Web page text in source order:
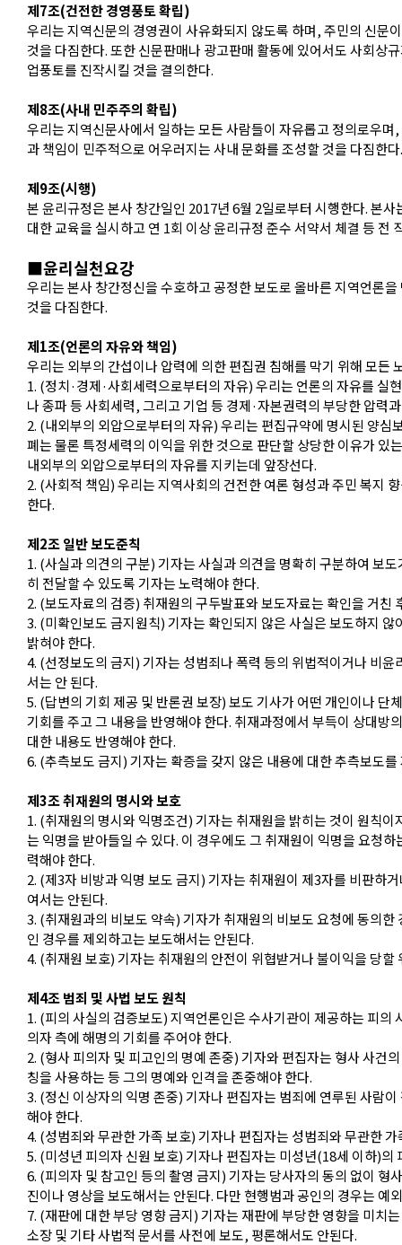
제7조(건전한 경영풍토 확립)
우리는 지역신문의 경영권이 사유화되지 않도록 하며, 주민의 신문
것을 다짐한다. 또한 신문판매나 광고판매 활동에 있어서도 사회상
업풍토를 진작시킬 것을 결의한다.
제8조(사내 민주주의 확립)
우리는 지역신문사에서 일하는 모든 사람들이 자유롭고 정의로우
과 책임이 민주적으로 어우러지는 사내 문화를 조성할 것을 다짐한다.
제9조(시행)
본 윤리규정은 본사 창간일인 2017년 6월 2일로부터 시행한다. 본
대한 교육을 실시하고 연 1회 이상 윤리규정 준수 서약서 체결 등 전
■윤리실천요강
우리는 본사 창간정신을 수호하고 공정한 보도로 올바른 지역언론
것을 다짐한다.
제1조(언론의 자유와 책임)
우리는 외부의 간섭이나 압력에 의한 편집권 침해를 막기 위해 모든
1. (정치·경제·사회세력으로부터의 자유) 우리는 언론의 자유를 실
나 종파 등 사회세력, 그리고 기업 등 경제·자본권력의 부당한 압력
2. (내외부의 외압으로부터의 자유) 우리는 편집규약에 명시된 양심
폐는 물론 특정세력의 이익을 위한 것으로 판단할 상당한 이유가 있
내외부의 외압으로부터의 자유를 지키는데 앞장선다.
2. (사회적 책임) 우리는 지역사회의 건전한 여론 형성과 주민 복지
한다.
제2조 일반 보도준칙
1. (사실과 의견의 구분) 기자는 사실과 의견을 명확히 구분하여 보
히 전달할 수 있도록 기자는 노력해야 한다.
2. (보도자료의 검증) 취재원의 구두발표와 보도자료는 확인을 거친
3. (미확인보도 금지원칙) 기자는 확인되지 않은 사실은 보도하지
밝혀야 한다.
4. (선정보도의 금지) 기자는 성범죄나 폭력 등의 위법적이거나 비
서는 안 된다.
5. (답변의 기회 제공 및 반론권 보장) 보도 기사가 어떤 개인이나 단
기회를 주고 그 내용을 반영해야 한다. 취재과정에서 부득이 상대방
대한 내용도 반영해야 한다.
6. (추측보도 금지) 기자는 확증을 갖지 않은 내용에 대한 추측보도를
제3조 취재원의 명시와 보호
1. (취재원의 명시와 익명조건) 기자는 취재원을 밝히는 것이 원칙
는 익명을 받아들일 수 있다. 이 경우에도 그 취재원이 익명을 요청
력해야 한다.
2. (제3자 비방과 익명 보도 금지) 기자는 취재원이 제3자를 비판하
여서는 안된다.
3. (취재원과의 비보도 약속) 기자가 취재원의 비보도 요청에 동의
인 경우를 제외하고는 보도해서는 안된다.
4. (취재원 보호) 기자는 취재원의 안전이 위협받거나 불이익을 당
제4조 범죄 및 사법 보도 원칙
1. (피의 사실의 검증보도) 지역언론인은 수사기관이 제공하는 피의
의자 측에 해명의 기회를 주어야 한다.
2. (형사 피의자 및 피고인의 명예 존중) 기자와 편집자는 형사 사건
칭을 사용하는 등 그의 명예와 인격을 존중해야 한다.
3. (정신 이상자의 익명 존중) 기자나 편집자는 범죄에 연루된 사람
해야 한다.
4. (성범죄와 무관한 가족 보호) 기자나 편집자는 성범죄와 무관한
5. (미성년 피의자 신원 보호) 기자나 편집자는 미성년(18세 이하)의
6. (피의자 및 참고인 등의 촬영 금지) 기자는 당사자의 동의 없이 형
진이나 영상을 보도해서는 안된다. 다만 현행범과 공인의 경우는 예
7. (재판에 대한 부당 영향 금지) 기자는 재판에 부당한 영향을 미치
소장 및 기타 사법적 문서를 사전에 보도, 평론해서도 안된다.